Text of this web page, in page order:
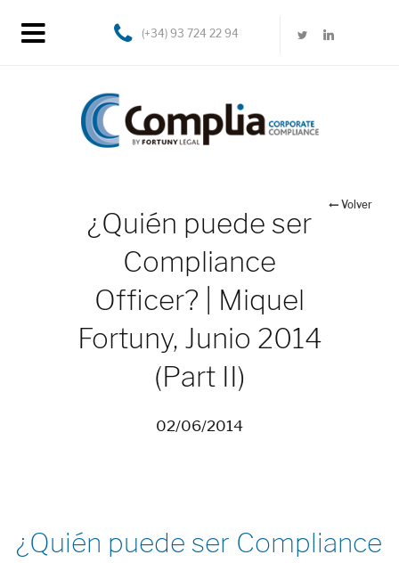
(+34) 93 724 22 94
Volver
¿Quién puede ser
Compliance
Officer? | Miquel
Fortuny, Junio 2014
(Part II)
02/06/2014
¿Quién puede ser Compliance